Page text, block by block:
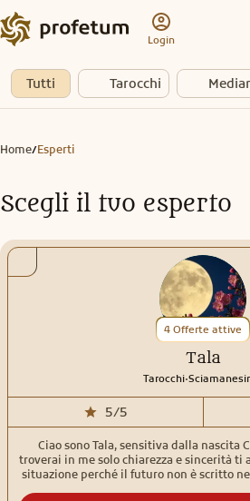
Login
Tutti Tarocchi
Home/Esperti
Scegli il tuo esperto
4 Offerte attive
Tala
Tarocchi.
5/5
Ciao sono Tala, sensitiva dalla nascita
troverai in me solo chiarezza e sincerità ti aiuterò a migliorare la tua
situazione perché il futuro non è scritto nel destino,